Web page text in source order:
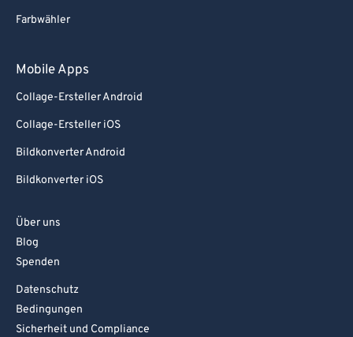
Farbwähler
Mobile Apps
Collage-Ersteller Android
Collage-Ersteller iOS
Bildkonverter Android
Bildkonverter iOS
Über uns
Blog
Spenden
Datenschutz
Bedingungen
Sicherheit und Compliance